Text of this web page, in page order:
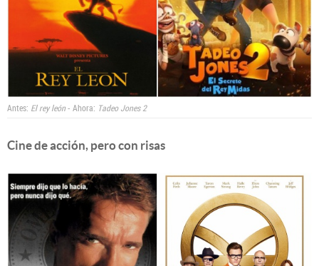
Antes: El rey león- Ahora: Tadeo Jones 2
Cine de acción, pero con risas